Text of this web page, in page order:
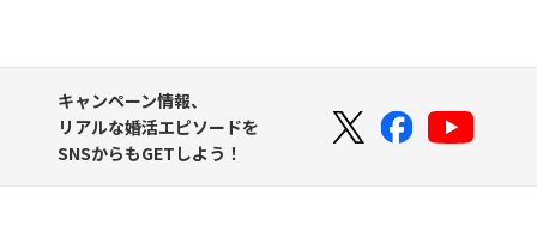
キャンペーン情報、
リアルな婚活エピソードを
SNSからもGETしよう！